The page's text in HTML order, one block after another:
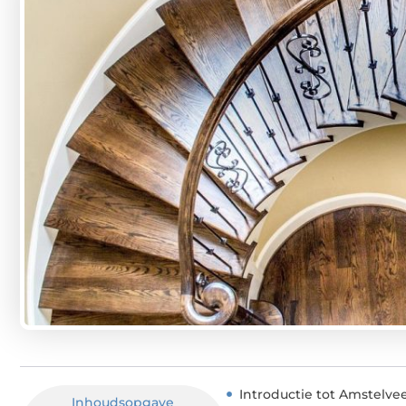
Inhoudsopgave Introductie tot